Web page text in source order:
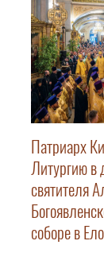
Патриарх
Литургию в
святителя
соборе в